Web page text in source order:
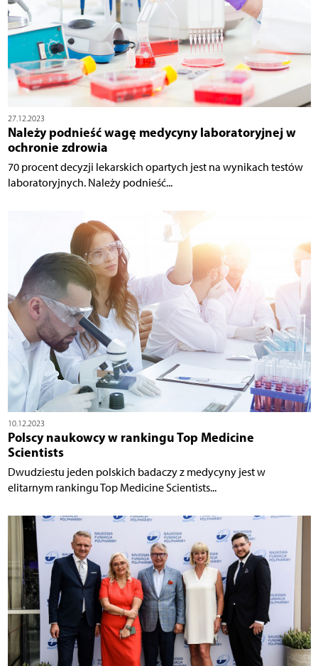
27.12.2023
Należy podnieść wagę medycyny laboratoryjnej w
ochronie zdrowia
70 procent decyzji lekarskich opartych jest na wynikach testów
laboratoryjnych. Należy podnieść...
10.12.2023
Polscy naukowcy w rankingu Top Medicine
Scientists
Dwudziestu jeden polskich badaczy z medycyny jest w
elitarnym rankingu Top Medicine Scientists...